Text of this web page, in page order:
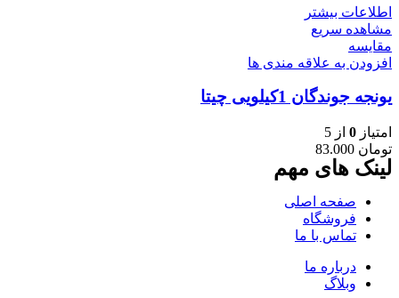
اطلاعات بیشتر
مشاهده سریع
مقایسه
افزودن به علاقه مندی ها
يونجه جوندگان 1کیلویی چیتا
امتیاز 0 از 5
تومان
لینک های مهم
صفحه اصلی
فروشگاه
تماس با ما
درباره ما
وبلاگ